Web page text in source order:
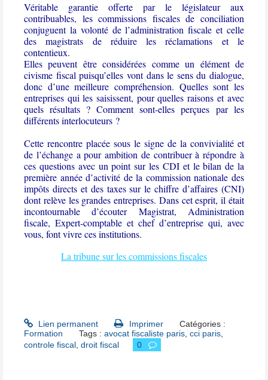
Véritable garantie offerte par le législateur aux
contribuables, les commissions fiscales de conciliation
conjuguent la volonté de l’administration fiscale et celle
des magistrats de réduire les réclamations et le
contentieux.
Elles peuvent être considérées comme un élément de
civisme fiscal puisqu’elles vont dans le sens du dialogue,
donc d’une meilleure compréhension. Quelles sont les
entreprises qui les saisissent, pour quelles raisons et avec
quels résultats ? Comment sont-elles perçues par les
différents interlocuteurs ?
Cette rencontre placée sous le signe de la convivialité et
de l’échange a pour ambition de contribuer à répondre à
ces questions avec un point sur les CDI et le bilan de la
première année d’activité de la commission nationale des
impôts directs et des taxes sur le chiffre d’affaires (CNI)
dont relève les grandes entreprises. Dans cet esprit, il était
incontournable d’écouter Magistrat, Administration
fiscale, Expert-comptable et chef d’entreprise qui, avec
vous, font vivre ces institutions.
La tribune sur les commissions fiscales
Lien permanent Imprimer
Catégories :
Formation
Tags :avocat fiscaliste paris,cci paris,
controle fiscal, droit fiscal 0